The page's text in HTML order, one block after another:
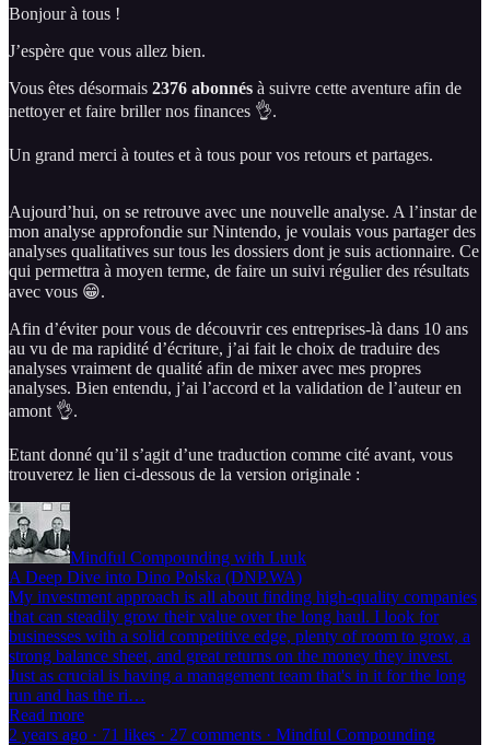
Bonjour à tous !
J’espère que vous allez bien.
Vous êtes désormais 2376 abonnés à suivre cette aventure afin de
nettoyer et faire briller nos finances 👌.
Un grand merci à toutes et à tous pour vos retours et partages.
Aujourd’hui, on se retrouve avec une nouvelle analyse. A l’instar de
mon analyse approfondie sur Nintendo, je voulais vous partager des
analyses qualitatives sur tous les dossiers dont je suis actionnaire. Ce
qui permettra à moyen terme, de faire un suivi régulier des résultats
avec vous 😁.
Afin d’éviter pour vous de découvrir ces entreprises-là dans 10 ans
au vu de ma rapidité d’écriture, j’ai fait le choix de traduire des
analyses vraiment de qualité afin de mixer avec mes propres
analyses. Bien entendu, j’ai l’accord et la validation de l’auteur en
amont 👌.
Etant donné qu’il s’agit d’une traduction comme cité avant, vous
trouverez le lien ci-dessous de la version originale :
Mindful Compounding with Luuk
A Deep Dive into Dino Polska (DNP.WA)
My investment approach is all about finding high-quality companies
that can steadily grow their value over the long haul. I look for
businesses with a solid competitive edge, plenty of room to grow, a
strong balance sheet, and great returns on the money they invest.
Just as crucial is having a management team that's in it for the long
run and has the ri…
Read more
2 years ago · 71 likes · 27 comments · Mindful Compounding